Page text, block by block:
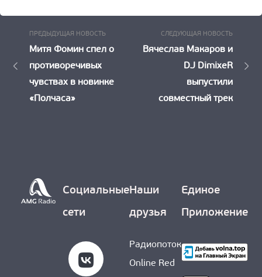
Навигация
записям
ПРЕДЫДУЩАЯ НОВОСТЬПредыдущая
Новость:
Митя Фомин спел о
противоречивых
чувствах в новинке
«Полчаса»
СЛЕДУЮЩАЯ НОВОСТЬ
Вячеслав Макаров и
DJ DimixeR
выпустили
совместный трек
Социальные
сети
Наши
друзья
Радиопоток
Online Red
Единое
Приложение